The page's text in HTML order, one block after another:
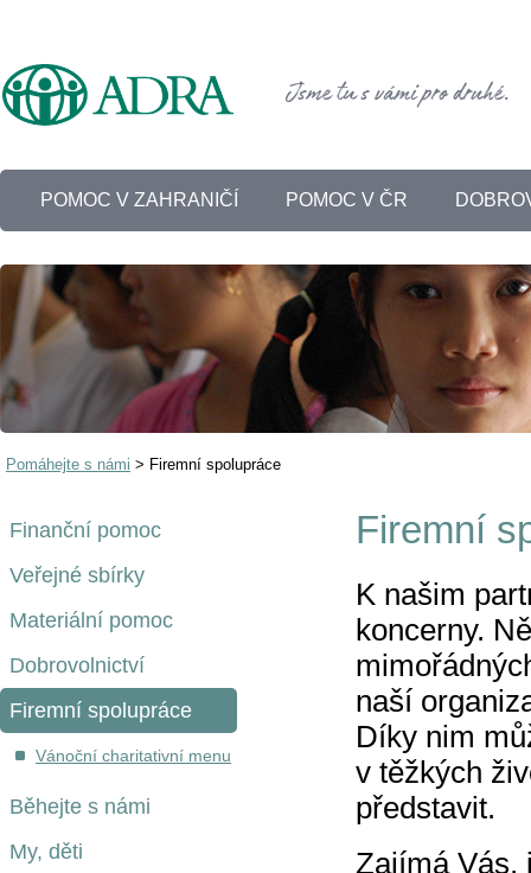
POMOC V ZAHRANIČÍ POMOC V ČR
Pomáhejte s námi > Firemní spolupráce
Finanční pomoc
Veřejné sbírky
Materiální pomoc
Dobrovolnictví
Firemní spolupráce
Vánoční charitativní menu
Běhejte s námi
My, děti
Firemní
K našim
koncerny.
naší
Díky nim
v těžkých
představit.
Zajímá Vás,